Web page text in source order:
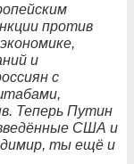
против
и
с
Теперь Путин
США и
ты ещё и